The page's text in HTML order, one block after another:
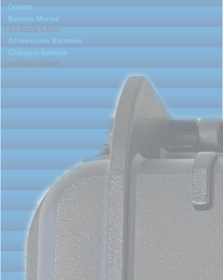
Optima
Batterie Marine
Les floats tubes
Accessoires Batteries
Chargeur batterie
Les floats tubes